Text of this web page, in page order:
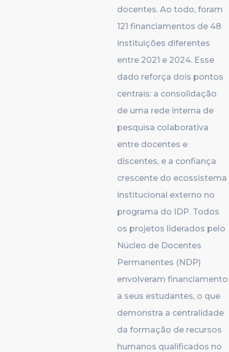
docentes. Ao todo, foram
121 financiamentos de 48
instituições diferentes
entre 2021 e 2024. Esse
dado reforça dois pontos
centrais: a consolidação
de uma rede interna de
pesquisa colaborativa
entre docentes e
discentes, e a confiança
crescente do ecossistema
institucional externo no
programa do IDP. Todos
os projetos liderados pelo
Núcleo de Docentes
Permanentes (NDP)
envolveram financiamento
a seus estudantes, o que
demonstra a centralidade
da formação de recursos
humanos qualificados no